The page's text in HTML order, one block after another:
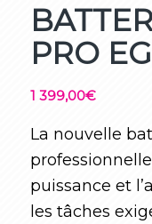
PRO
1 399,00€
La nouvelle
puissance et
les tâches